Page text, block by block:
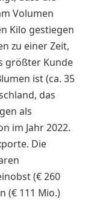
Volumen
Kilo gestiegen
zu einer Zeit,
größter Kunde
ist (ca. 35
das
als
im Jahr 2022.
Die
(€ 260
(€ 111 Mio.)